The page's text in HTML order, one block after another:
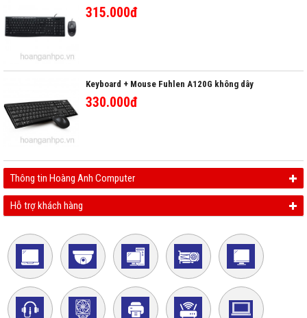
315.000đ
Keyboard + Mouse Fuhlen A120G không dây
330.000đ
Thông tin Hoàng Anh Computer
Hỗ trợ khách hàng